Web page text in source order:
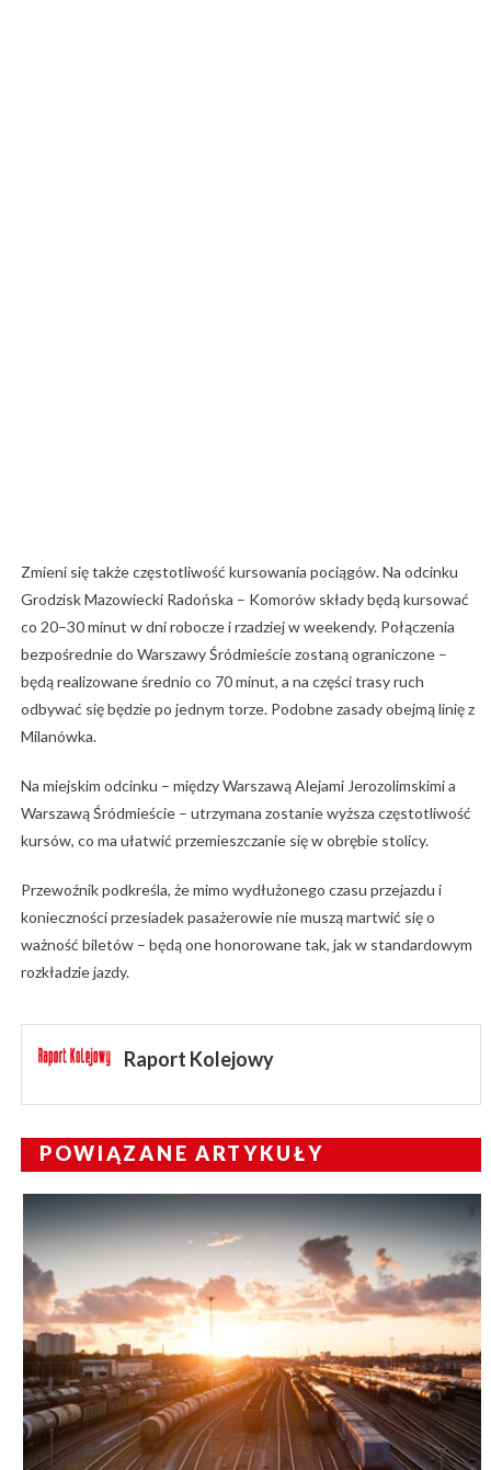
Zmieni się także częstotliwość kursowania pociągów. Na odcinku
Grodzisk Mazowiecki Radońska – Komorów składy będą kursować
co 20–30 minut w dni robocze i rzadziej w weekendy. Połączenia
bezpośrednie do Warszawy Śródmieście zostaną ograniczone –
będą realizowane średnio co 70 minut, a na części trasy ruch
odbywać się będzie po jednym torze. Podobne zasady obejmą linię z
Milanówka.
Na miejskim odcinku – między Warszawą Alejami Jerozolimskimi a
Warszawą Śródmieście – utrzymana zostanie wyższa częstotliwość
kursów, co ma ułatwić przemieszczanie się w obrębie stolicy.
Przewoźnik podkreśla, że mimo wydłużonego czasu przejazdu i
konieczności przesiadek pasażerowie nie muszą martwić się o
ważność biletów – będą one honorowane tak, jak w standardowym
rozkładzie jazdy.
Raport Kolejowy
POWIĄZANE ARTYKUŁY